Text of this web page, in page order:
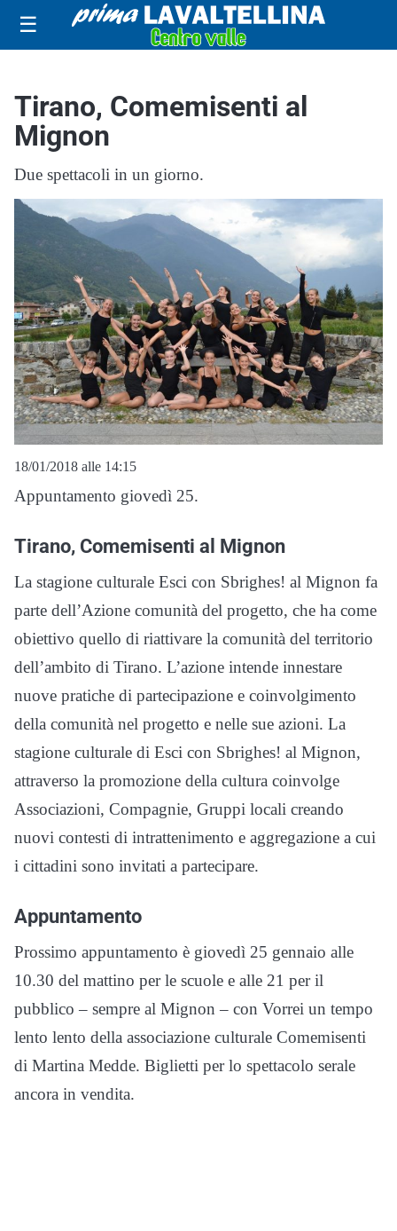
☰
Tirano, Comemisenti al
Mignon
Due spettacoli in un giorno.
18/01/2018 alle 14:15
Appuntamento giovedì 25.
Tirano, Comemisenti al Mignon
La stagione culturale Esci con Sbrighes! al Mignon fa
parte dell’Azione comunità del progetto, che ha come
obiettivo quello di riattivare la comunità del territorio
dell’ambito di Tirano. L’azione intende innestare
nuove pratiche di partecipazione e coinvolgimento
della comunità nel progetto e nelle sue azioni. La
stagione culturale di Esci con Sbrighes! al Mignon,
attraverso la promozione della cultura coinvolge
Associazioni, Compagnie, Gruppi locali creando
nuovi contesti di intrattenimento e aggregazione a cui
i cittadini sono invitati a partecipare.
Appuntamento
Prossimo appuntamento è giovedì 25 gennaio alle
10.30 del mattino per le scuole e alle 21 per il
pubblico – sempre al Mignon – con Vorrei un tempo
lento lento della associazione culturale Comemisenti
di Martina Medde. Biglietti per lo spettacolo serale
ancora in vendita.